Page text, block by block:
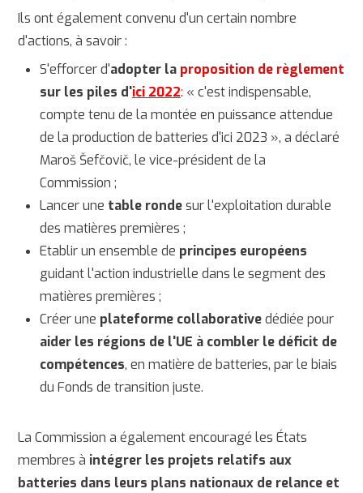
Ils ont également convenu d'un certain nombre
d'actions, à savoir :
S'efforcer d'adopter la proposition de règlement
sur les piles d'ici 2022: « c'est indispensable,
compte tenu de la montée en puissance attendue
de la production de batteries d'ici 2023 », a déclaré
Maroš Šefčovič, le vice-président de la
Commission ;
Lancer une table rondesur l'exploitation durable
des matières premières ;
Etablir un ensemble de principes européens
guidant l'action industrielle dans le segment des
matières premières ;
Créer une plateforme collaborativedédiée pour
aider les régions de l'UE à combler le déficit de
compétences, en matière de batteries, par le biais
du Fonds de transition juste.
La Commission a également encouragé les États
membres à intégrer les projets relatifs aux
batteries dans leurs plans nationaux de relance et